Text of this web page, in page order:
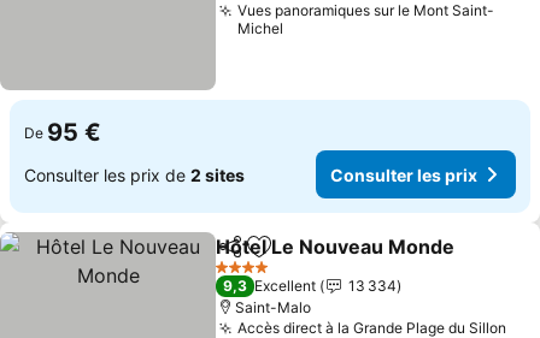
Vues panoramiques sur le Mont Saint-
Michel
De 95 €
Consulter les prix de 2 sites Consulter les prix
PartagerAjouter à mes favoris
Hôtel Le Nouveau Monde
4 Étoiles
9,3 Excellent
13 334
Saint-Malo
Accès direct à la Grande Plage du Sillon